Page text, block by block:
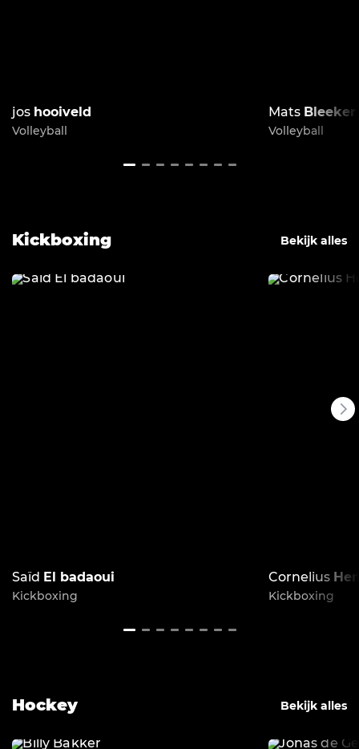
jos hooiveld
Volleyball
Mats Bleeker
Volleyball
Kickboxing Bekijk alles
Saïd El badaoui
Kickboxing
Cornelius
Kickboxing
Hockey Bekijk alles